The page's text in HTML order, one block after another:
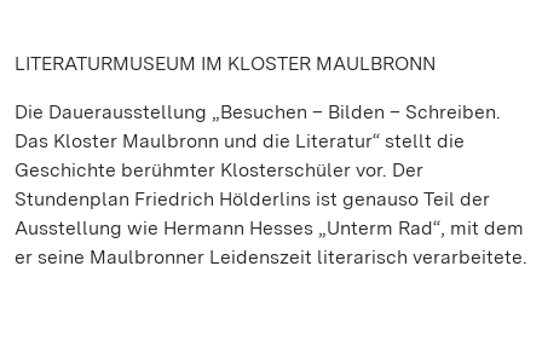
LITERATURMUSEUM IM KLOSTER MAULBRONN
Die Dauerausstellung „Besuchen – Bilden – Schreiben.
Das Kloster Maulbronn und die Literatur“ stellt die
Geschichte berühmter Klosterschüler vor. Der
Stundenplan Friedrich Hölderlins ist genauso Teil der
Ausstellung wie Hermann Hesses „Unterm Rad“, mit dem
er seine Maulbronner Leidenszeit literarisch verarbeitete.